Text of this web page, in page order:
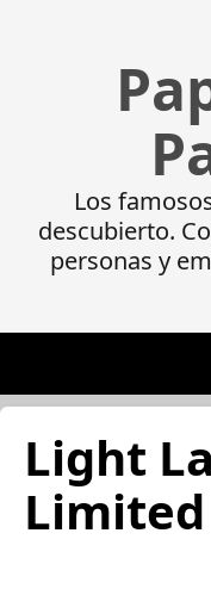
Los
descubierto.
personas y
Light
Limited